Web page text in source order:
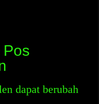
dapat berubah